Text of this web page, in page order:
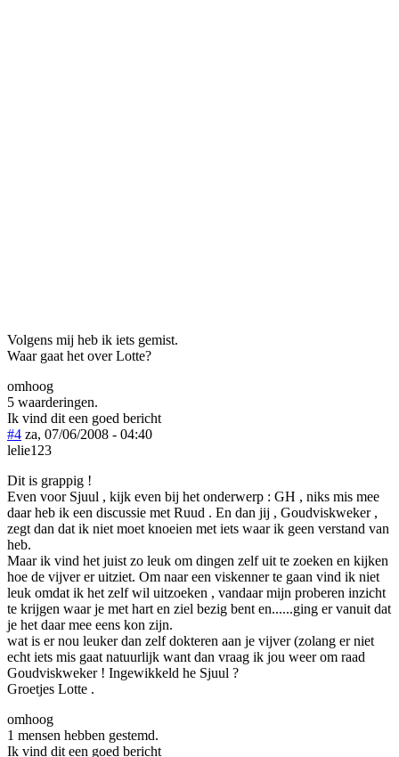
Volgens mij heb ik iets gemist.
Waar gaat het over Lotte?
omhoog
5 waarderingen.
Ik vind dit een goed bericht
#4 za, 07/06/2008 - 04:40
lelie123
Dit is grappig !
Even voor Sjuul , kijk even bij het onderwerp : GH , niks mis mee
daar heb ik een discussie met Ruud . En dan jij , Goudviskweker ,
zegt dan dat ik niet moet knoeien met iets waar ik geen verstand van
heb.
Maar ik vind het juist zo leuk om dingen zelf uit te zoeken en kijken
hoe de vijver er uitziet. Om naar een viskenner te gaan vind ik niet
leuk omdat ik het zelf wil uitzoeken , vandaar mijn proberen inzicht
te krijgen waar je met hart en ziel bezig bent en......ging er vanuit dat
je het daar mee eens kon zijn.
wat is er nou leuker dan zelf dokteren aan je vijver (zolang er niet
echt iets mis gaat natuurlijk want dan vraag ik jou weer om raad
Goudviskweker ! Ingewikkeld he Sjuul ?
Groetjes Lotte .
omhoog
1 mensen hebben gestemd.
Ik vind dit een goed bericht